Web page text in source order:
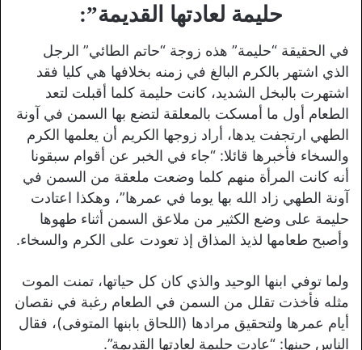
حليمة لعادتها القديمة”:
في الحقيقة “حليمة” هذه زوجة “حاتم الطائي” الرجل
الذي اشتهر بالكرم البالغ في زمنه بخلافها هي كليا فقد
اشتهرت بالبخل الشديد، كانت حليمة كلما أقبلت لتعد
الطعام أول ما أمسكت بالمعلقة لتضع بها السمن في آونة
الطهي ارتجفت يدها، أراد زوجها الكريم أن يعلمها الكرم
والسخاء فأخبرها قائلا: “جاء في الخبر عن أقوام سبقونا
أنه كانت المرأة منهم كلما وضعت ملعقة من السمن في
آونة الطهي زاد الله بها يوما في عمرها”، وهكذا اعتادت
حليمة على وضع الكثير من ملاعق السمن أثناء طهوها
وأصبح طعامها لذيذ المذاق إذ تعودت على الكرم والسخاء.
ولما توفي ابنها الوحيد والذي كان كل حياتها، تمنت الموت
مثله فأخذت تقلل من السمن في الطعام رغبة في نقصان
أيام عمرها ولتحقيق مرادها (اللحاق بابنها المتوفى)، فقال
الناس حينها: “عادت حليمة لعادتها القديمة”.